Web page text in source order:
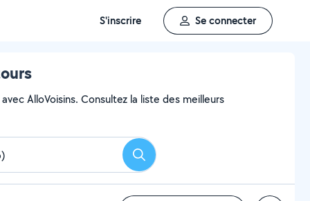
S'inscrire Se connecter
AlloVoisins. Consultez la liste des meilleurs
Rechercher